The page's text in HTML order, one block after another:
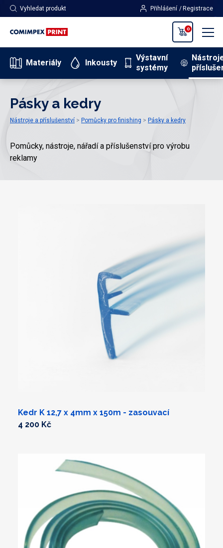
Vyhledat produkt Přihlášení Registrace
0
Materiály Inkousty
Výstavní
systémy
Pásky a kedry
Nástroje a příslušenství Pomůcky pro finishing Pásky a kedry
Pomůcky, nástroje, nářadí a příslušenství pro výrobu
reklamy
Kedr K 12,7 x 4mm x 150m - zasouvací
4 200 Kč